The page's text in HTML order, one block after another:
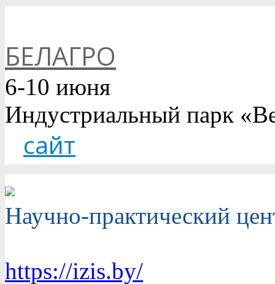
БЕЛАГРО
6-10 июня
Индустриальный парк
сайт
Научно-практический
https://izis.by/